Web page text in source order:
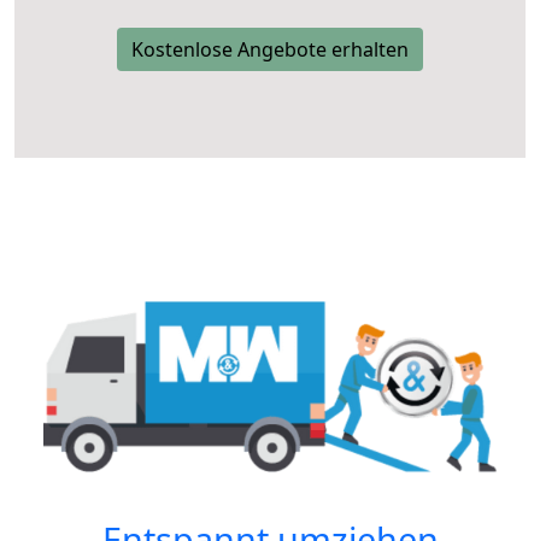
Kostenlose Angebote erhalten